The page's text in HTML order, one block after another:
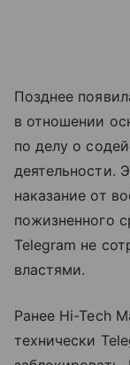
Позднее
в отношении
по делу о
деятельности.
наказание от
пожизненного
Telegram не
властями.
Ранее Hi-Tech
технически